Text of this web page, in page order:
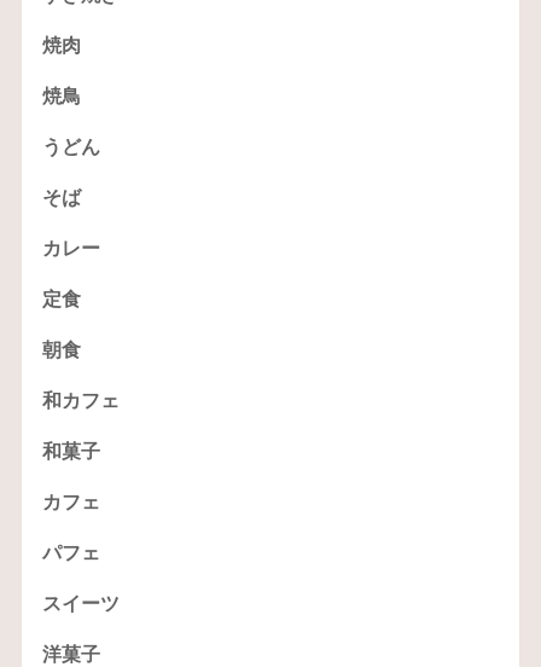
焼肉
焼鳥
うどん
そば
カレー
定食
朝食
和カフェ
和菓子
カフェ
パフェ
スイーツ
洋菓子